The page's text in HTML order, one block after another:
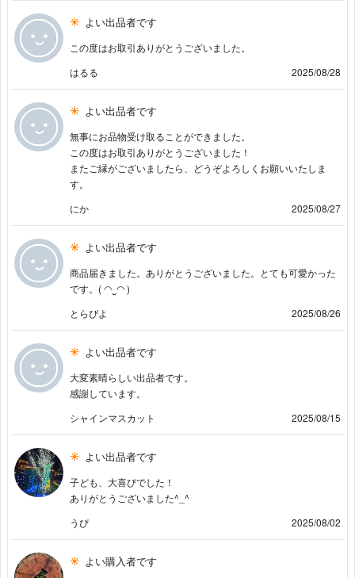
よい出品者です
この度はお取引ありがとうございました。
はるる
2025/08/28
よい出品者です
無事にお品物受け取ることができました。
この度はお取引ありがとうございました！
またご縁がございましたら、どうぞよろしくお願いいたしま
す。
にか
2025/08/27
よい出品者です
商品届きました。ありがとうございました。とても可愛かった
です。( ◠‿◠ )
とらぴよ
2025/08/26
よい出品者です
大変素晴らしい出品者です。
感謝しています。
シャインマスカット
2025/08/15
よい出品者です
子ども、大喜びでした！
ありがとうございました^_^
うぴ
2025/08/02
よい購入者です